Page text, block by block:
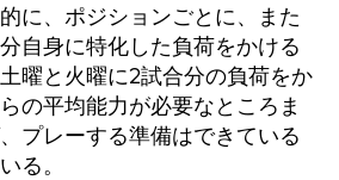
に、ポジションごとに、また
自身に特化した負荷をかける
曜と火曜に2試合分の負荷をか
の平均能力が必要なところま
プレーする準備はできている
る。